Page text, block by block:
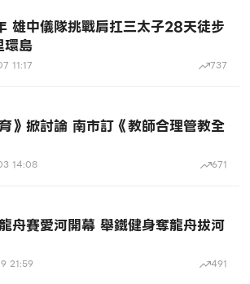
雄中儀隊挑戰肩扛三太子28天徒步
島
11:17 737
》掀討論 南市訂《教師合理管教全
14:08 671
舟賽愛河開幕 舉鐵健身奪龍舟拔河
21:59 491